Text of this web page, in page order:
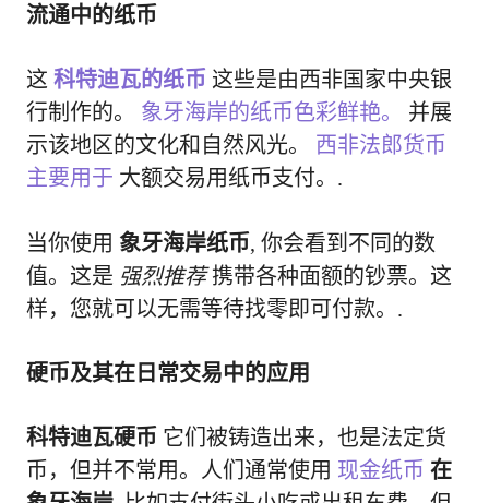
流通中的纸币
这 科特迪瓦的纸币 这些是由西非国家中央银
行制作的。 象牙海岸的纸币色彩鲜艳。
并展
示该地区的文化和自然风光。 西非法郎货币
主要用于 大额交易用纸币支付。.
当你使用 象牙海岸纸币, 你会看到不同的数
值。这是 强烈推荐携带各种面额的钞票。这
样，您就可以无需等待找零即可付款。.
硬币及其在日常交易中的应用
科特迪瓦硬币 它们被铸造出来，也是法定货
币，但并不常用。人们通常使用 现金纸币 在